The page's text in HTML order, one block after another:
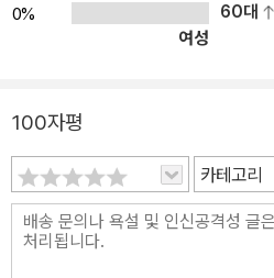
등 모두가 참을 수 없는 루이스의 침
다. 누구도 루이스에게 강압적으로 행
돈 벌기’ 작전을 계획하고, 그 계획을
의 소중함을 깨달아 간다. 그리고 계
다 채운 다음에도, 루이스는 다시 떠버
용히 하기’를 결심한다. 여전히 말이
기 연주 시간에는 꼭 얘기하지 않기로. 그 뒤로 나는 쭉 그렇게 하고
0%
60대
여성
100자평
카테고리